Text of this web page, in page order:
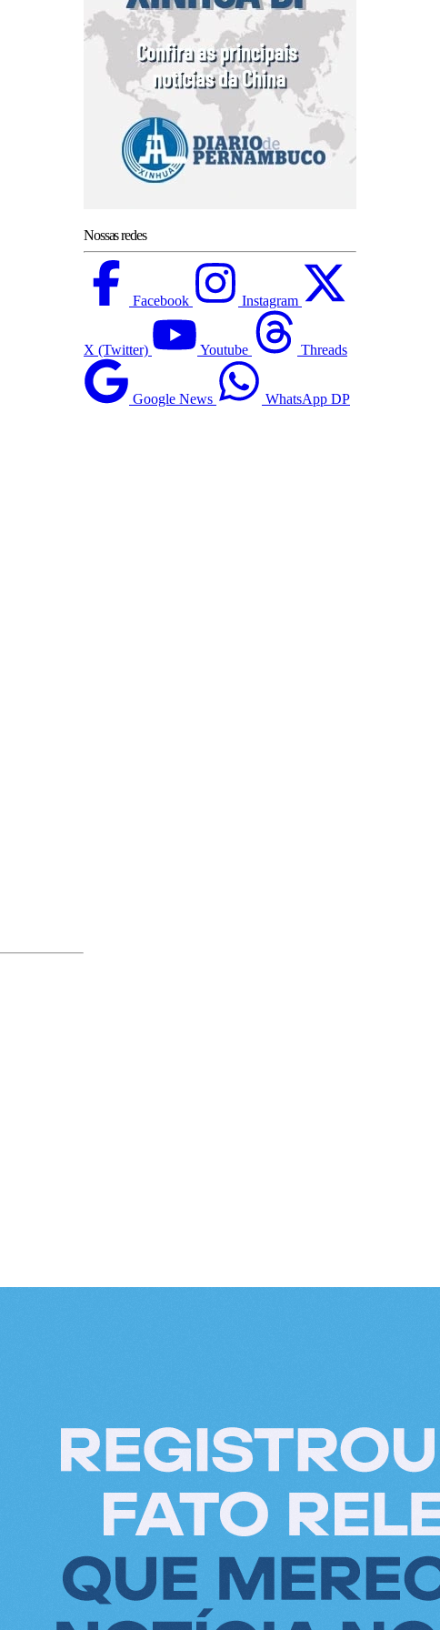
Nossas redes
Facebook Instagram
X (Twitter) Youtube Threads
Google News WhatsApp DP